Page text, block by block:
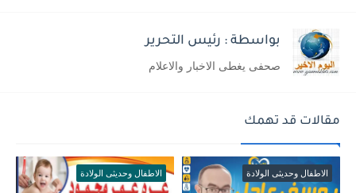
بواسطة : رئيس التحرير
صحفى يغطى الاخبار والاعلام
مقالات قد تهمك
الاطفال وحديثى الولادة الاطفال وحديثى الولادة